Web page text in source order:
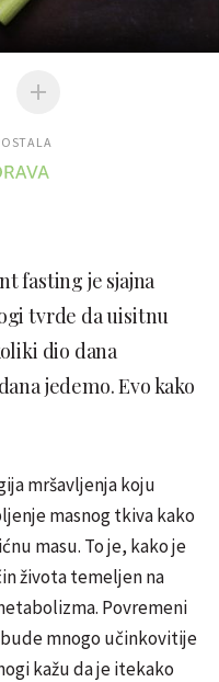
fasting je sjajna
tvrde da uisitnu
dio dana
jedemo. Evo kako
mršavljenja koju
masnog tkiva kako
masu. To je, kako je
života temeljen na
Povremeni
mnogo učinkovitije
kažu da je itekako